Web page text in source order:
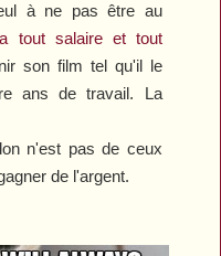
à ne pas être au
tout salaire et tout
son film tel qu'il le
ans de travail. La
n'est pas de ceux
de l'argent.